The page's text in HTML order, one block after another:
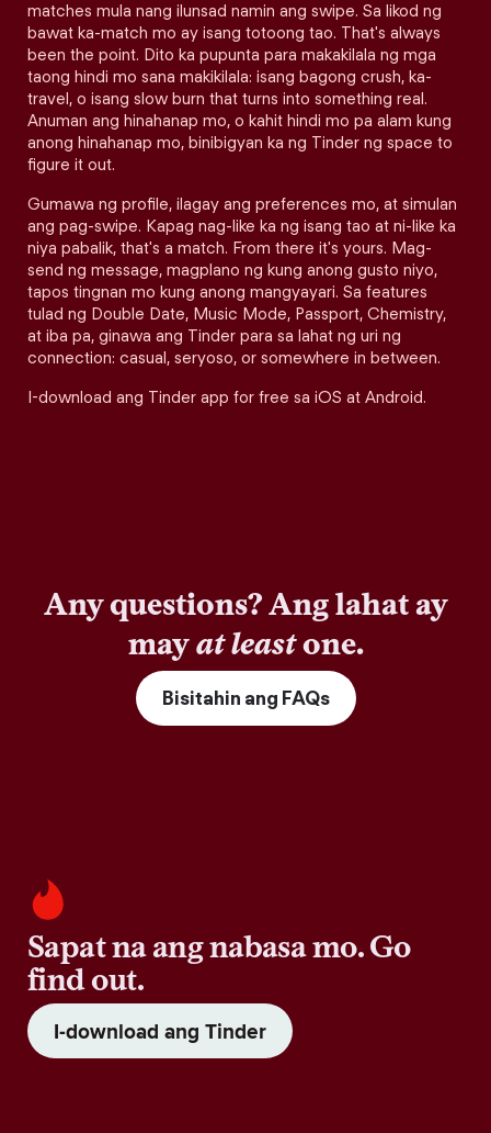
matches mula nang ilunsad namin ang swipe. Sa likod ng
bawat ka-match mo ay isang totoong tao. That's always
been the point. Dito ka pupunta para makakilala ng mga
taong hindi mo sana makikilala: isang bagong crush, ka-
travel, o isang slow burn that turns into something real.
Anuman ang hinahanap mo, o kahit hindi mo pa alam kung
anong hinahanap mo, binibigyan ka ng Tinder ng space to
figure it out.
Gumawa ng profile, ilagay ang preferences mo, at simulan
ang pag-swipe. Kapag nag-like ka ng isang tao at ni-like ka
niya pabalik, that's a match. From there it's yours. Mag-
send ng message, magplano ng kung anong gusto niyo,
tapos tingnan mo kung anong mangyayari. Sa features
tulad ng Double Date, Music Mode, Passport, Chemistry,
at iba pa, ginawa ang Tinder para sa lahat ng uri ng
connection: casual, seryoso, or somewhere in between.
I-download ang Tinder app for free sa iOS at Android.
Any questions? Ang lahat ay
mayat leastone.
Bisitahin ang FAQs
Sapat na ang nabasa mo. Go
find out.
I-download ang Tinder